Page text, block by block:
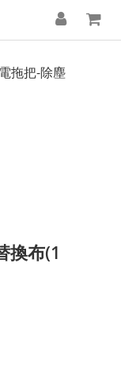
拖把-除塵
換布(1